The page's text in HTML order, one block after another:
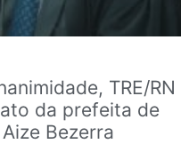
TRE/RN
da prefeita de
Bezerra